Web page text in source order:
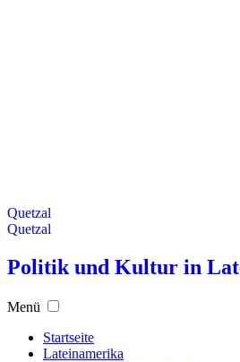
Quetzal
Quetzal
Politik und Kultur in
Menü
Startseite
Lateinamerika